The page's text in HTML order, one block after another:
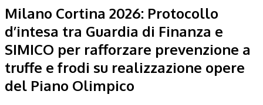
Milano Cortina 2026: Protocollo
d’intesa tra Guardia di Finanza e
SIMICO per rafforzare prevenzione a
truffe e frodi su realizzazione opere
del Piano Olimpico